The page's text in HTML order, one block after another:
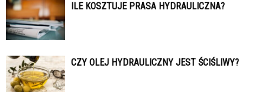
ILE KOSZTUJE PRASA HYDRAULICZNA?
CZY OLEJ HYDRAULICZNY JEST ŚCIŚLIWY?